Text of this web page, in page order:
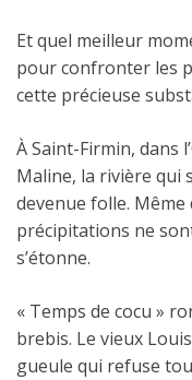
Et quel meilleur
pour confronter les
cette précieuse
À Saint-Firmin, dans
Maline, la rivière qui
devenue folle.
précipitations ne
s’étonne.
« Temps de cocu »
brebis. Le vieux
gueule qui refuse